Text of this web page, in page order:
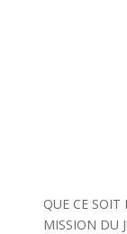
QUE CE
MISSION DU